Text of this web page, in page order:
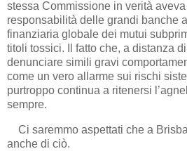
stessa Commissione in verità
responsabilità delle grandi banche
finanziaria globale dei mutui
titoli tossici. Il fatto che, a distanza
denunciare simili gravi
come un vero allarme sui rischi
purtroppo continua a ritenersi
sempre.
Ci saremmo aspettati che a
anche di ciò.